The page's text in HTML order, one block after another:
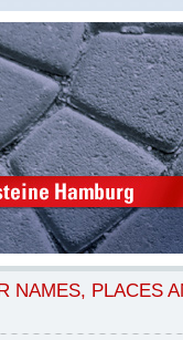
NAMES, PLACES